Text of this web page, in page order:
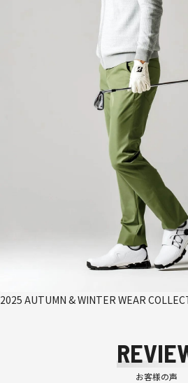
2025 AUTUMN & WINTER WEAR
お客様の声